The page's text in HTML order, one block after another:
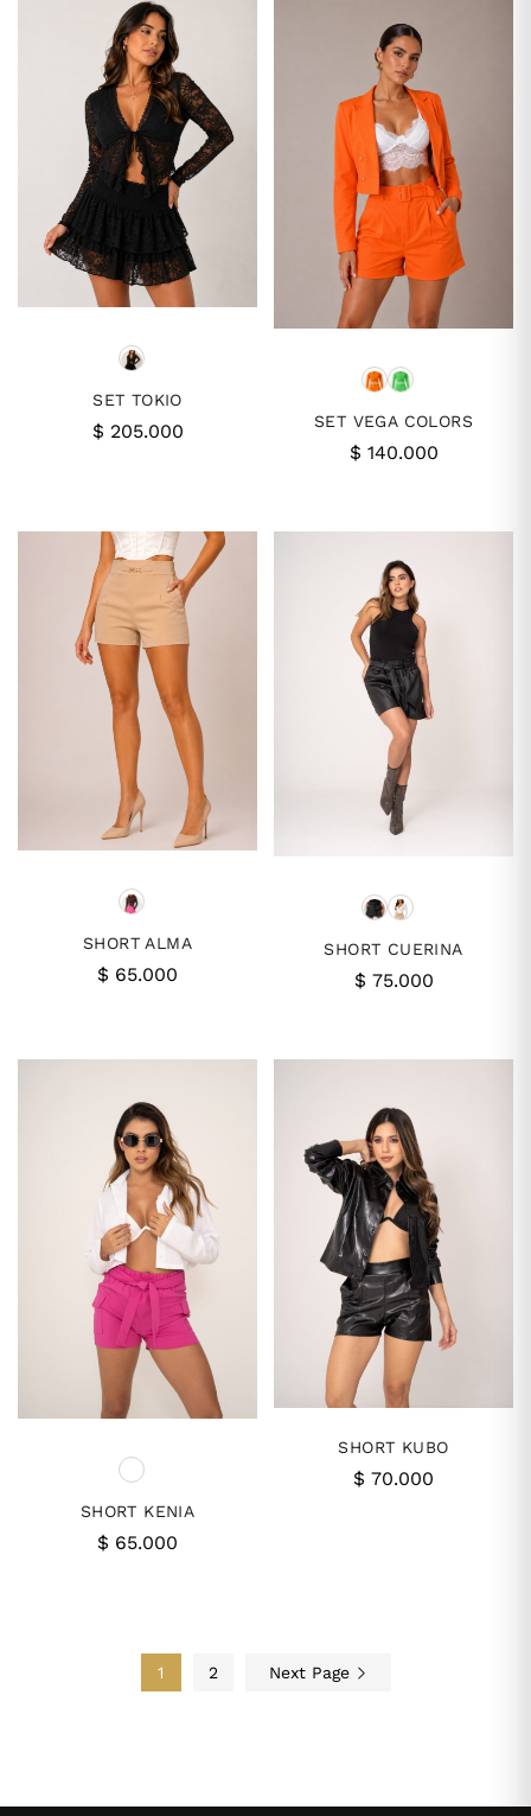
SET TOKIO
$ 205.000 SET VEGA COLORS
$ 140.000
SHORT ALMA
$ 65.000
SHORT CUERINA
$ 75.000
SHORT KENIA
$ 65.000
SHORT KUBO
$ 70.000
1 2 Next Page